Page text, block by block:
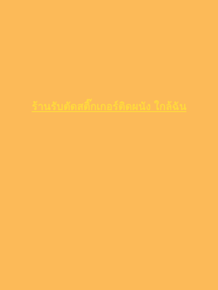
ร้านรับตัดสติ๊กเกอร์ติดผนัง ใกล้ฉัน